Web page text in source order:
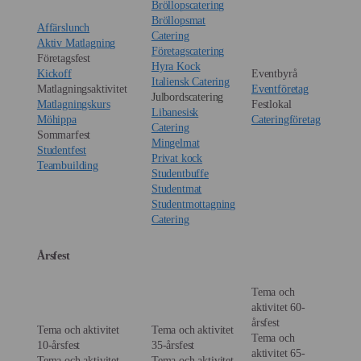
Affärslunch
Aktiv Matlagning
Företagsfest
Kickoff
Matlagningsaktivitet
Matlagningskurs
Möhippa
Sommarfest
Studentfest
Teambuilding
Bröllopscatering
Bröllopsmat
Catering
Företagscatering
Hyra Kock
Italiensk Catering
Julbordscatering
Libanesisk
Catering
Mingelmat
Privat kock
Studentbuffe
Studentmat
Studentmottagning
Catering
Eventbyrå
Eventföretag
Festlokal
Cateringföretag
Årsfest
Tema och aktivitet
10-årsfest
Tema och aktivitet
35-årsfest
Tema och
aktivitet 60-
årsfest
Tema och
aktivitet 65-